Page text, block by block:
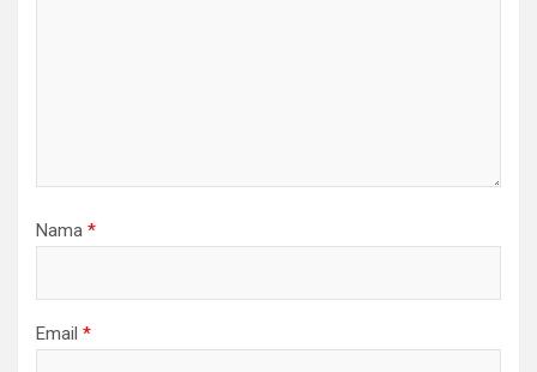
Nama *
Email *